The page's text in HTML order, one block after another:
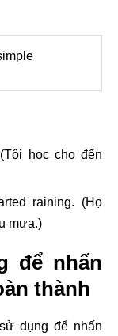
học cho đến
raining. (Họ
mưa.)
để nhấn
thành
dụng để nhấn